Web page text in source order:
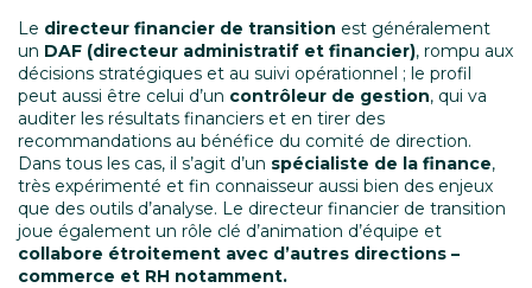
Le directeur financier de transition est généralement
un DAF (directeur administratif et financier), rompu aux
décisions stratégiques et au suivi opérationnel ; le profil
peut aussi être celui d’un contrôleur de gestion, qui va
auditer les résultats financiers et en tirer des
recommandations au bénéfice du comité de direction.
Dans tous les cas, il s’agit d’un spécialiste de la finance,
très expérimenté et fin connaisseur aussi bien des enjeux
que des outils d’analyse. Le directeur financier de transition
joue également un rôle clé d’animation d’équipe et
collabore étroitement avec d’autres directions –
commerce et RH notamment.